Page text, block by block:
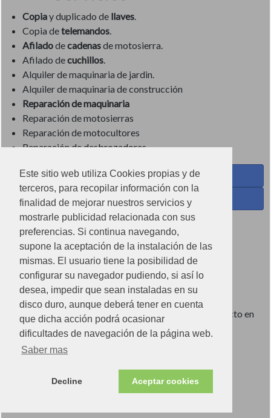
Este sitio web utiliza Cookies propias y de
terceros, para recopilar información con la
finalidad de mejorar nuestros servicios y
mostrarle publicidad relacionada con sus
preferencias. Si continua navegando,
supone la aceptación de la instalación de las
mismas. El usuario tiene la posibilidad de
configurar su navegador pudiendo, si así lo
desea, impedir que sean instaladas en su
disco duro, aunque deberá tener en cuenta
que dicha acción podrá ocasionar
dificultades de navegación de la página web.
Saber mas
Decline Aceptar cookies
Copiay duplicado de llaves.
Copia detelemandos.
Afiladodecadenasde motosierra.
Afilado decuchillos.
Alquiler de maquinaria de jardin.
Alquiler de maquinaria de construcción
Reparación de maquinaria
Reparación de motosierras
Reparación de motocultores
Reparación de desbrozadoras
Coses de Cuina - Menaje y hogar en Facebook
Ferreteria Torrandell en Facebook
Coses de Cuina en Instagram
Condiciones de uso
Poítica de redes sociales
Política de cookies
Imágenes no contractuales, pueden diferir de producto en
tienda.
Store v.2.0